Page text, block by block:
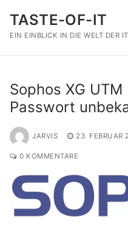
Inhalt
springen
TASTE-OF-IT
EIN EINBLICK IN DIE WELT DER
Sophos XG
Passwort
JARVIS 23. FEBRUAR
0 KOMMENTARE